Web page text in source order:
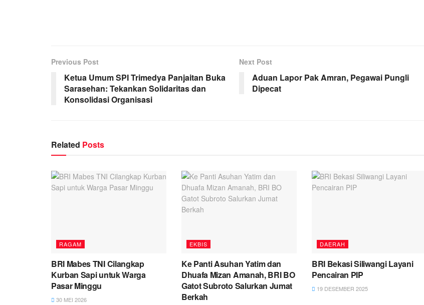
Previous Post
Ketua Umum SPI Trimedya Panjaitan Buka
Sarasehan: Tekankan Solidaritas dan
Konsolidasi Organisasi
Next Post
Aduan Lapor Pak Amran, Pegawai Pungli
Dipecat
Related Posts
RAGAM
BRI Mabes TNI Cilangkap
Kurban Sapi untuk Warga
Pasar Minggu
30 MEI 2026
EKBIS
Ke Panti Asuhan Yatim dan
Dhuafa Mizan Amanah, BRI BO
Gatot Subroto Salurkan Jumat
Berkah
DAERAH
BRI Bekasi Siliwangi Layani
Pencairan PIP
19 DESEMBER 2025